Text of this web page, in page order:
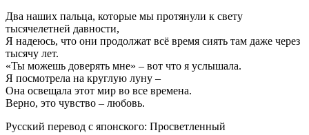
Два наших пальца, которые мы протянули к свету
тысячелетней давности,
Я надеюсь, что они продолжат всё время сиять там даже через
тысячу лет.
«Ты можешь доверять мне» – вот что я услышала.
Я посмотрела на круглую луну –
Она освещала этот мир во все времена.
Верно, это чувство – любовь.
Русский перевод с японского: Просветленный